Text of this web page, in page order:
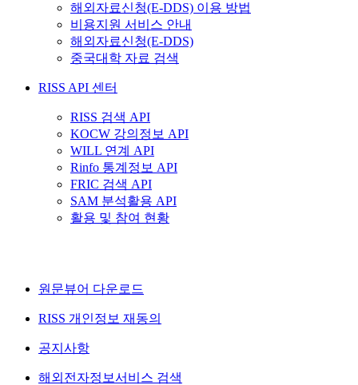
해외자료신청(E-DDS) 이용 방법
비용지원 서비스 안내
해외자료신청(E-DDS)
중국대학 자료 검색
RISS API 센터
RISS 검색 API
KOCW 강의정보 API
WILL 연계 API
Rinfo 통계정보 API
FRIC 검색 API
SAM 분석활용 API
활용 및 참여 현황
원문뷰어 다운로드
RISS 개인정보 재동의
공지사항
해외전자정보서비스 검색